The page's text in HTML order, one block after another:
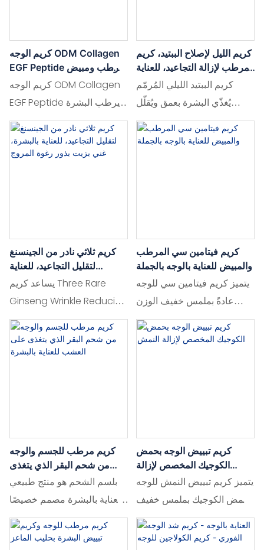
وتعزيز صفاء البشرة مع
مثاليًا للبشرة الحساسة أو
كريم الوجه ODM Collagen
EGF Peptide مرطب ومبيض
لإصلاح البشرة التالفة
كريم الوجه ODM Collagen
EGF Peptide يرطب البشرة
بعمق ويصلحها، مع تعزيز
تبييضها وتجديدها. تركيبته
المتطورة من الكولاجين
كريم الليل لإصلاح الببتيد، كريم
مرطب لإزالة التجاعيد، للعناية
بالبشرة والوجه
كريم الببتيد الليلي المُرمّم
يُغذّي البشرة بعمق ويُقلّل
التجاعيد ليمنحكِ بشرةً أكثر
نعومةً وشبابًا. يُرطّب ويُنعش
كريم ثلاثي نادر من الجينسنغ
لتقليل التجاعيد، للعناية
بالبشرة، غني بزيت بذور رغوة
المروج
يساعد كريم Three Rare
Ginseng Wrinkle Reducing
على تقليل التجاعيد وتجديد
البشرة للحصول على بشرة
أكثر نعومة وشبابًا.
كريم فيتامين سي المرطب
والمبيض للعناية بالوجه بالجملة
يتميز كريم فيتامين سي للوجه
عادةً بملمس خفيف الوزن
وسريع الامتصاص - إما لوشن
حريري أو قوام كريمي (غير
كريم مرطب للجسم والوجه
من شحم البقر الذي يتغذى
على العشب للعناية بالبشرة
بلسم الشحم هو منتج طبيعي
للعناية بالبشرة مصمم خصيصًا
للبشرة الحساسة.
كريم تبييض الوجه بحمض
الكوجيك المخصص لإزالة
النمش
يتميز كريم تبييض النمش للوجه
بحمض الكوجيك بملمس خفيف
الوزن وغير دهني يمتص
بسرعة.